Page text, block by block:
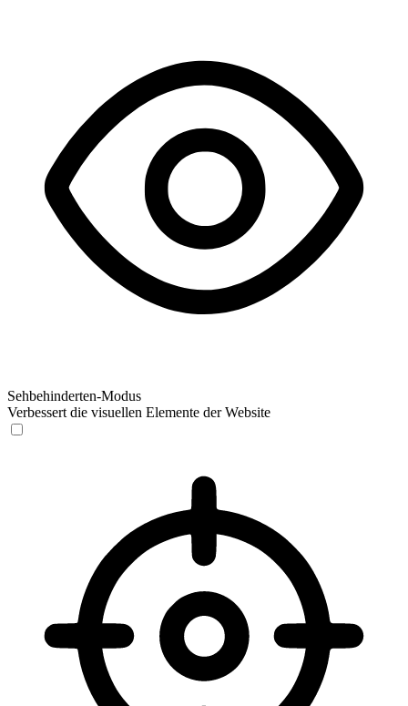
Sehbehinderten-Modus
Verbessert die visuellen Elemente der Website